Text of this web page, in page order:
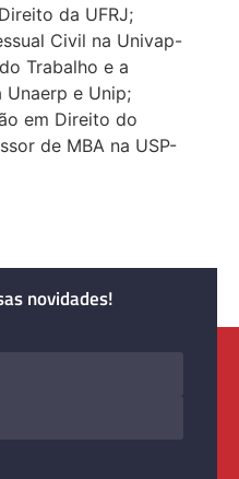
da UFRJ;
Civil na Univap-
Trabalho e a
Unaerp e Unip;
em Direito do
de MBA na USP-
novidades!